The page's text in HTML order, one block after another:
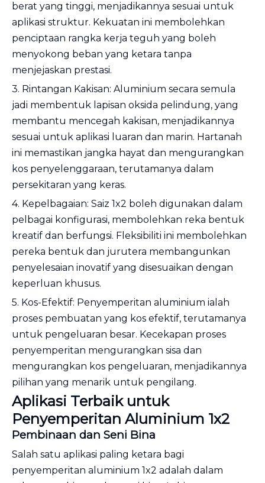
berat yang tinggi, menjadikannya sesuai untuk
aplikasi struktur. Kekuatan ini membolehkan
penciptaan rangka kerja teguh yang boleh
menyokong beban yang ketara tanpa
menjejaskan prestasi.
3. Rintangan Kakisan: Aluminium secara semula
jadi membentuk lapisan oksida pelindung, yang
membantu mencegah kakisan, menjadikannya
sesuai untuk aplikasi luaran dan marin. Hartanah
ini memastikan jangka hayat dan mengurangkan
kos penyelenggaraan, terutamanya dalam
persekitaran yang keras.
4. Kepelbagaian: Saiz 1x2 boleh digunakan dalam
pelbagai konfigurasi, membolehkan reka bentuk
kreatif dan berfungsi. Fleksibiliti ini membolehkan
pereka bentuk dan jurutera membangunkan
penyelesaian inovatif yang disesuaikan dengan
keperluan khusus.
5. Kos-Efektif: Penyemperitan aluminium ialah
proses pembuatan yang kos efektif, terutamanya
untuk pengeluaran besar. Kecekapan proses
penyemperitan mengurangkan sisa dan
mengurangkan kos pengeluaran, menjadikannya
pilihan yang menarik untuk pengilang.
Aplikasi Terbaik untuk
Penyemperitan Aluminium 1x2
Pembinaan dan Seni Bina
Salah satu aplikasi paling ketara bagi
penyemperitan aluminium 1x2 adalah dalam